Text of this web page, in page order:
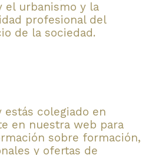
el urbanismo y la
profesional del
de la sociedad.
colegiado en
en nuestra web para
sobre formación,
y ofertas de